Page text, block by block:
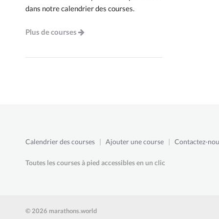
dans notre calendrier des courses.
Plus de courses
Calendrier des courses | Ajouter une course | Contactez-
Toutes les courses à pied accessibles en un clic
© 2026 marathons.world